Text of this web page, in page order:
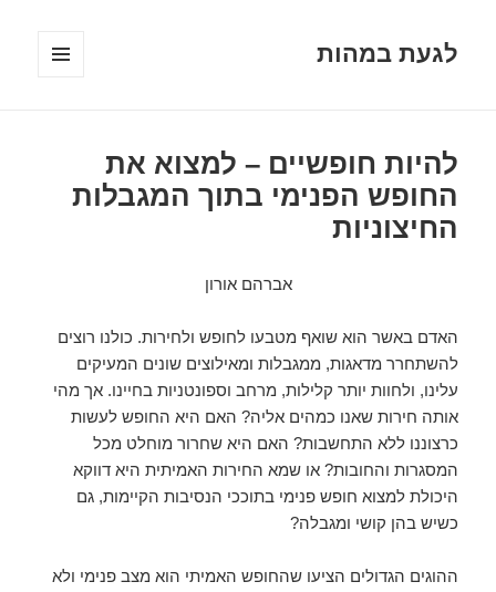
לגעת במהות
להיות חופשיים – למצוא את
החופש הפנימי בתוך המגבלות
החיצוניות
אברהם אורון
האדם באשר הוא שואף מטבעו לחופש ולחירות. כולנו רוצים
להשתחרר מדאגות, ממגבלות ומאילוצים שונים המעיקים
עלינו, ולחוות יותר קלילות, מרחב וספונטניות בחיינו. אך מהי
אותה חירות שאנו כמהים אליה? האם היא החופש לעשות
כרצוננו ללא התחשבות? האם היא שחרור מוחלט מכל
המסגרות והחובות? או שמא החירות האמיתית היא דווקא
היכולת למצוא חופש פנימי בתוככי הנסיבות הקיימות, גם
כשיש בהן קושי ומגבלה?
ההוגים הגדולים הציעו שהחופש האמיתי הוא מצב פנימי ולא